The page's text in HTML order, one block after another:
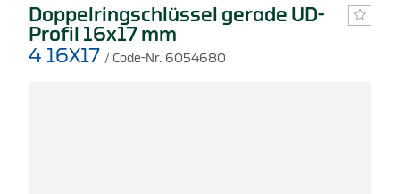
Doppelringschlüssel gerade UD-
Profil 16x17 mm
4 16X17 / Code-Nr. 6054680